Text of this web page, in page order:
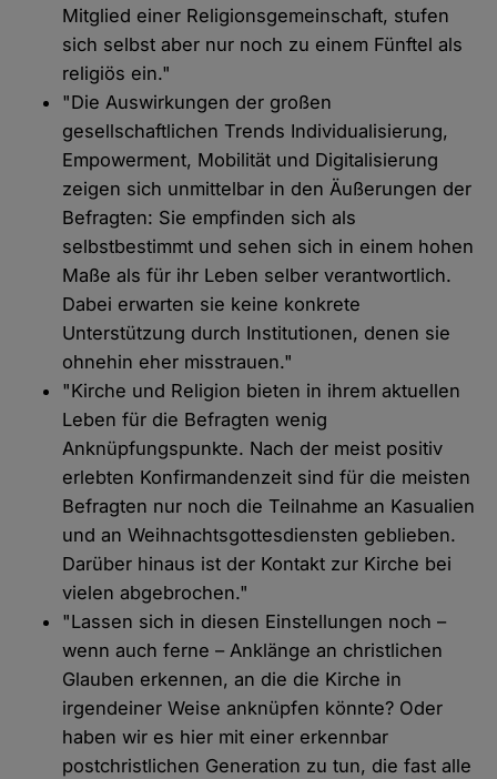
Mitglied einer Religionsgemeinschaft, stufen
sich selbst aber nur noch zu einem Fünftel als
religiös ein."
"Die Auswirkungen der großen
gesellschaftlichen Trends Individualisierung,
Empowerment, Mobilität und Digitalisierung
zeigen sich unmittelbar in den Äußerungen der
Befragten: Sie empfinden sich als
selbstbestimmt und sehen sich in einem hohen
Maße als für ihr Leben selber verantwortlich.
Dabei erwarten sie keine konkrete
Unterstützung durch Institutionen, denen sie
ohnehin eher misstrauen."
"Kirche und Religion bieten in ihrem aktuellen
Leben für die Befragten wenig
Anknüpfungspunkte. Nach der meist positiv
erlebten Konfirmandenzeit sind für die meisten
Befragten nur noch die Teilnahme an Kasualien
und an Weihnachtsgottesdiensten geblieben.
Darüber hinaus ist der Kontakt zur Kirche bei
vielen abgebrochen."
"Lassen sich in diesen Einstellungen noch –
wenn auch ferne – Anklänge an christlichen
Glauben erkennen, an die die Kirche in
irgendeiner Weise anknüpfen könnte? Oder
haben wir es hier mit einer erkennbar
postchristlichen Generation zu tun, die fast alle